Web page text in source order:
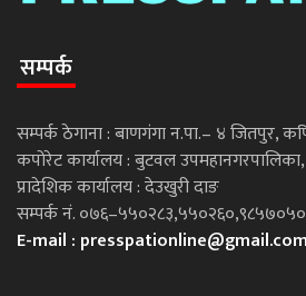
सम्पर्क
सम्पर्क ठेगाना : बाणगंगा न.पा.– ४ जितपुर,
कपोरेट कार्यालय : बुटवल
प्रादेशिक कार्यालय : देउखुरी दाङ
सम्पर्क नं.
E-mail : presspationline@gmail.com